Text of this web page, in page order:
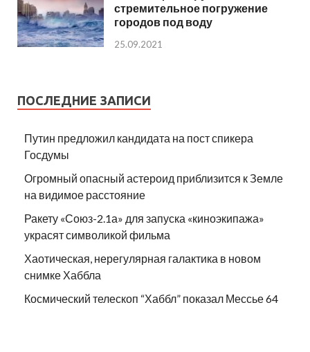
стремительное погружение
городов под воду
25.09.2021
ПОСЛЕДНИЕ ЗАПИСИ
Путин предложил кандидата на пост спикера
Госдумы
Огромный опасный астероид приблизится к Земле
на видимое расстояние
Ракету «Союз-2.1а» для запуска «киноэкипажа»
украсят символикой фильма
Хаотическая, нерегулярная галактика в новом
снимке Хаббла
Космический телескоп “Хаббл” показал Мессье 64